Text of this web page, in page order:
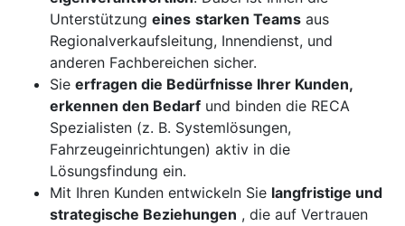
Unterstützung eines starken Teams aus
Regionalverkaufsleitung, Innendienst, und
anderen Fachbereichen sicher.
Sie erfragen die Bedürfnisse Ihrer Kunden,
erkennen den Bedarf und binden die RECA
Spezialisten (z. B. Systemlösungen,
Fahrzeugeinrichtungen) aktiv in die
Lösungsfindung ein.
Mit Ihren Kunden entwickeln Sie langfristige und
strategische Beziehungen , die auf Vertrauen